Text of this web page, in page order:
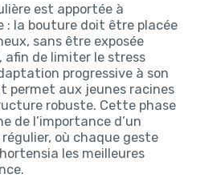
est apportée à
: la bouture doit être placée
sans être exposée
de limiter le stress
progressive à son
permet aux jeunes racines
robuste. Cette phase
de l’importance d’un
où chaque geste
les meilleures